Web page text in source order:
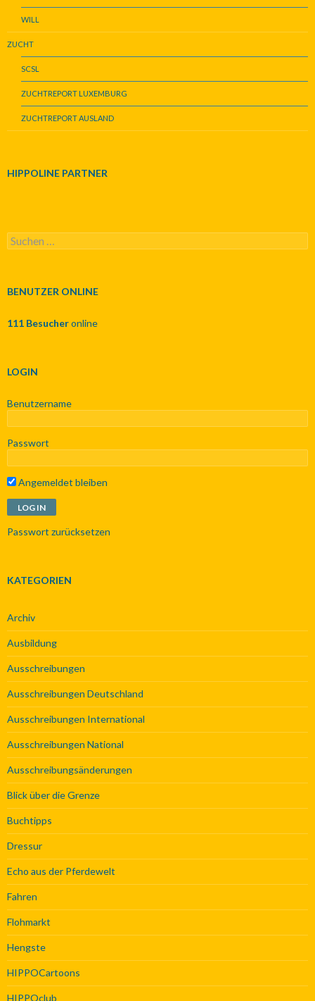
WILL
ZUCHT
SCSL
ZUCHTREPORT LUXEMBURG
ZUCHTREPORT AUSLAND
HIPPOLINE PARTNER
S
u
e
a
BENUTZER ONLINE
111 Besucheronline
LOGIN
Benutzername
Passwort
Angemeldet bleiben
Passwort zurücksetzen
KATEGORIEN
Archiv
Ausbildung
Ausschreibungen
Ausschreibungen Deutschland
Ausschreibungen International
Ausschreibungen National
Ausschreibungsänderungen
Blick über die Grenze
Buchtipps
Dressur
Echo aus der Pferdewelt
Fahren
Flohmarkt
Hengste
HIPPOCartoons
HIPPOclub